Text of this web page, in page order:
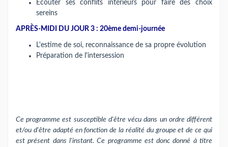
Écouter ses conflits intérieurs pour faire des choix
sereins
APRÈS-MIDI DU JOUR 3 : 20ème demi-journée
L'estime de soi, reconnaissance de sa propre évolution
Préparation de l'intersession
Ce programme est susceptible d'être vécu dans un ordre différent
et/ou d'être adapté en fonction de la réalité du groupe et de ce qui
est présent dans l'instant. Ce programme est donc donné à titre